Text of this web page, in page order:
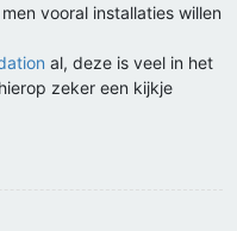
vooral installaties willen
al, deze is veel in het
zeker een kijkje